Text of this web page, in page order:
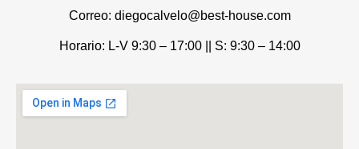
Correo: diegocalvelo@best-house.com
Horario: L-V 9:30 – 17:00 || S: 9:30 – 14:00